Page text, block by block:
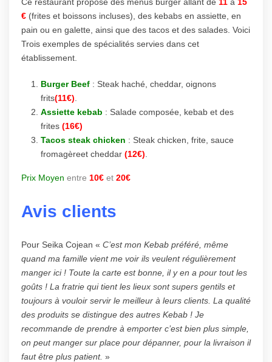
€ (frites et boissons incluses), des kebabs en assiette, en
pain ou en galette, ainsi que des tacos et des salades. Voici
Trois exemples de spécialités servies dans cet
établissement.
Burger Beef : Steak haché, cheddar, oignons
frits(11€)
Assiette kebab : Salade composée, kebab et des
frites (16€)
Tacos steak chicken : Steak chicken, frite, sauce
fromagèreet cheddar (12€)
Prix Moyen entre 10€ et 20€
Avis clients
Pour Seika Cojean « C’est mon Kebab préféré, même
quand ma famille vient me voir ils veulent régulièrement
manger ici ! Toute la carte est bonne, il y en a pour tout les
goûts ! La fratrie qui tient les lieux sont supers gentils et
toujours à vouloir servir le meilleur à leurs clients. La qualité
des produits se distingue des autres Kebab ! Je
recommande de prendre à emporter c’est bien plus simple,
on peut manger sur place pour dépanner, pour la livraison il
faut être plus patient. »